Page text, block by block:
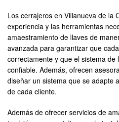
Los cerrajeros en Villanueva de la
experiencia y las herramientas
amaestramiento de llaves de
avanzada para garantizar que
correctamente y que el sistema
confiable. Además, ofrecen
diseñar un sistema que se adapte
de cada cliente.
Además de ofrecer servicios de